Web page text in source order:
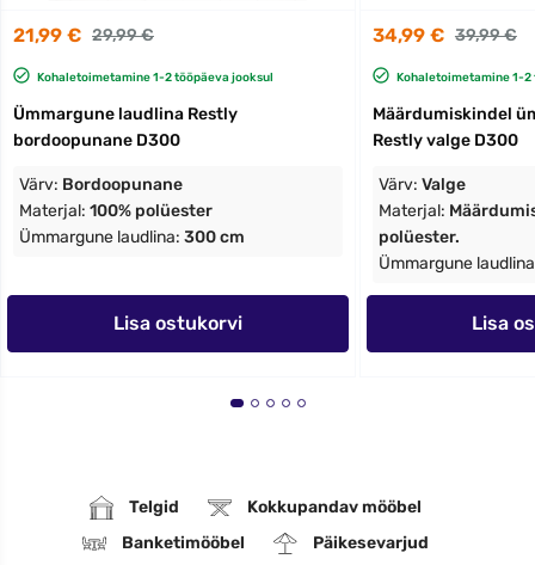
21,99 € 29,99 €
Kohaletoimetamine 1-2 tööpäeva jooksul
Ümmargune laudlina Restly
bordoopunane D300
Värv: Bordoopunane
Materjal: 100% polüester
Ümmargune laudlina: 300 cm
Lisa ostukorvi
34,99 € 39,99 €
Kohaletoimetamine 1-
Määrdumiskindel
Restly valge D300
Värv: Valge
Materjal:
polüester.
Ümmargune
Lisa
Telgid
Kokkupandav mööbel
Banketimööbel
Päikesevarjud